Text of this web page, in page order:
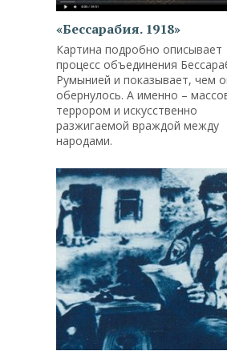
«Бессарабия. 1918»
Картина подробно описывает
процесс объединения
Румынией и показывает, чем
обернулось. А именно –
террором и искусственно
разжигаемой враждой между
народами.